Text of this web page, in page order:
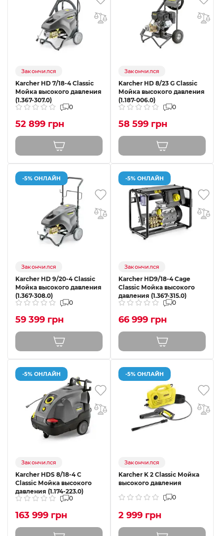
Закончился
Karcher HD 7/18-4 Classic
Мойка высокого давления
(1.367-307.0)
0
52 899 грн
Закончился
Karcher HD 8/23 G Classic
Мойка высокого давления
(1.187-006.0)
0
58 599 грн
-5% ОНЛАЙН
Закончился
Karcher HD 9/20-4 Classic
Мойка высокого давления
(1.367-308.0)
0
59 399 грн
-5% ОНЛАЙН
Закончился
Karcher HD9/18-4 Cage
Classic Мойка высокого
давления (1.367-315.0)
0
66 999 грн
-5% ОНЛАЙН
Закончился
Karcher HDS 8/18-4 C
Classic Мойка высокого
давления (1.174-223.0)
0
163 999 грн
-5% ОНЛАЙН
Закончился
Karcher K 2 Classic Мойка
высокого давления
0
2 999 грн